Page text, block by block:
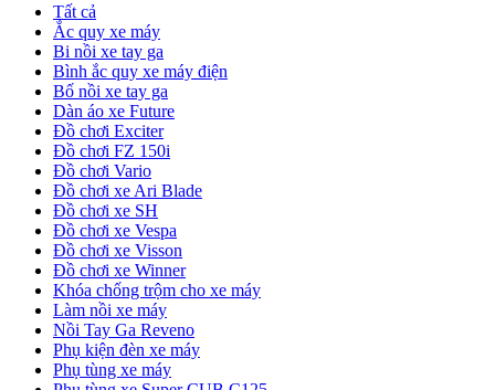
Tất cả
Ắc quy xe máy
Bi nồi xe tay ga
Bình ắc quy xe máy điện
Bố nồi xe tay ga
Dàn áo xe Future
Đồ chơi Exciter
Đồ chơi FZ 150i
Đồ chơi Vario
Đồ chơi xe Ari Blade
Đồ chơi xe SH
Đồ chơi xe Vespa
Đồ chơi xe Visson
Đồ chơi xe Winner
Khóa chống trộm cho xe máy
Làm nồi xe máy
Nồi Tay Ga Reveno
Phụ kiện đèn xe máy
Phụ tùng xe máy